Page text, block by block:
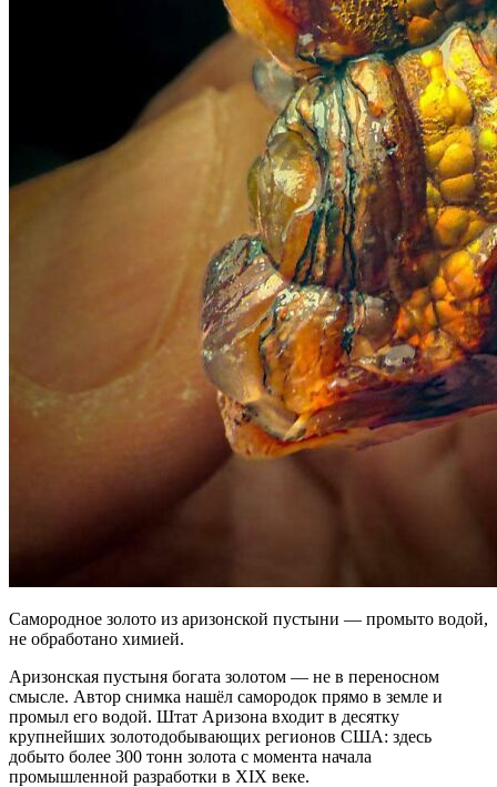
Самородное золото из аризонской пустыни — промыто водой,
не обработано химией.
Аризонская пустыня богата золотом — не в переносном
смысле. Автор снимка нашёл самородок прямо в земле и
промыл его водой. Штат Аризона входит в десятку
крупнейших золотодобывающих регионов США: здесь
добыто более 300 тонн золота с момента начала
промышленной разработки в XIX веке.